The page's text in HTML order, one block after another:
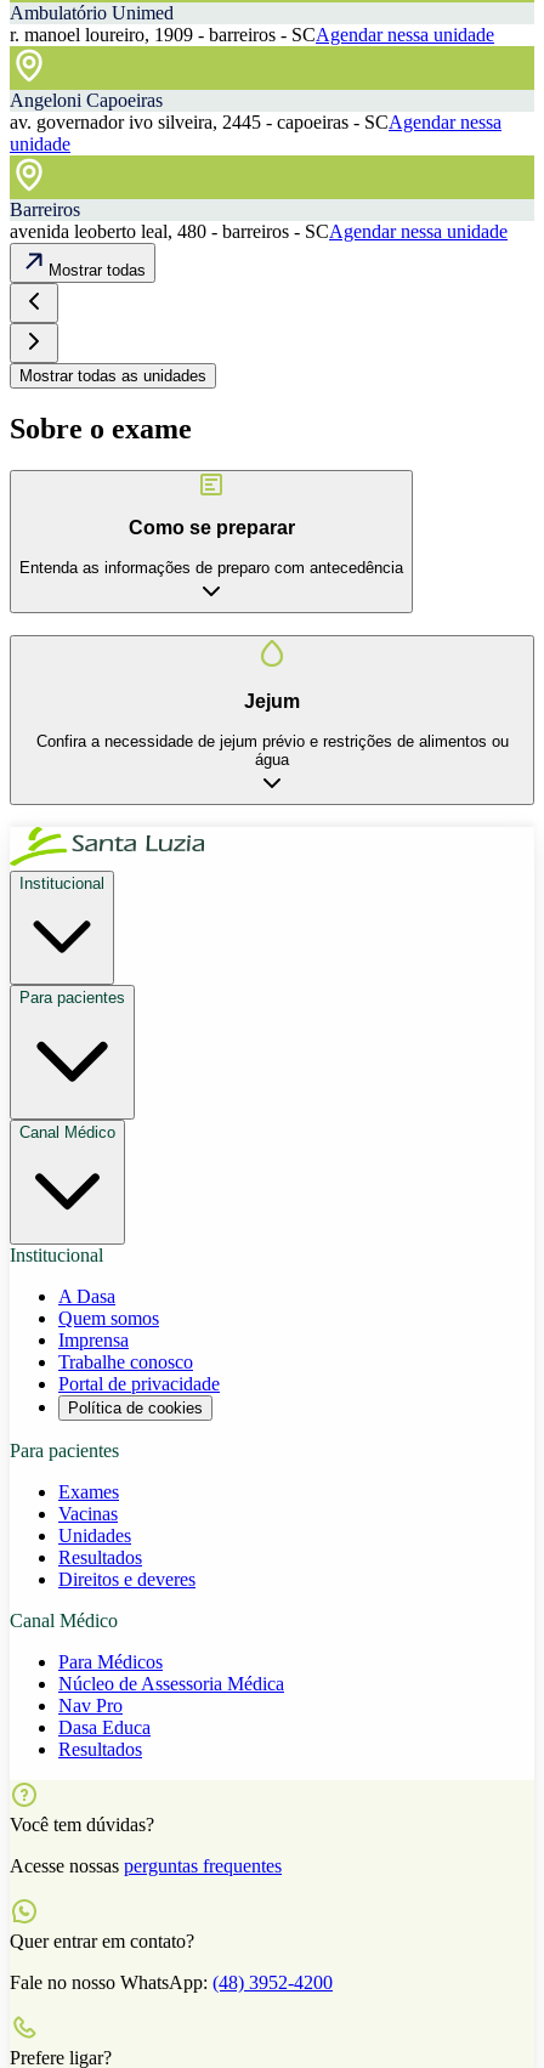
Ambulatório Unimed
r. manoel loureiro, 1909 - barreiros - SCAgendar nessa unidade
Angeloni Capoeiras
av. governador ivo silveira, 2445 - capoeiras - SCAgendar nessa
unidade
Barreiros
avenida leoberto leal, 480 - barreiros - SCAgendar nessa unidade
Mostrar todas
Mostrar todas as unidades
Sobre o exame
Como se preparar
Entenda as informações de preparo com antecedência
Jejum
Confira a necessidade de jejum prévio e restrições de alimentos ou
água
Institucional
Para pacientes
Canal Médico
Institucional
A Dasa
Quem somos
Imprensa
Trabalhe conosco
Portal de privacidade
Política de cookies
Para pacientes
Exames
Vacinas
Unidades
Resultados
Direitos e deveres
Canal Médico
Para Médicos
Núcleo de Assessoria Médica
Nav Pro
Dasa Educa
Resultados
Você tem dúvidas?
Acesse nossas perguntas frequentes
Quer entrar em contato?
Fale no nosso WhatsApp: (48) 3952-4200
Prefere ligar?